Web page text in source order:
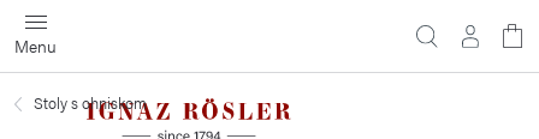
Prejsť
na
obsah
Stoly s ohniskom